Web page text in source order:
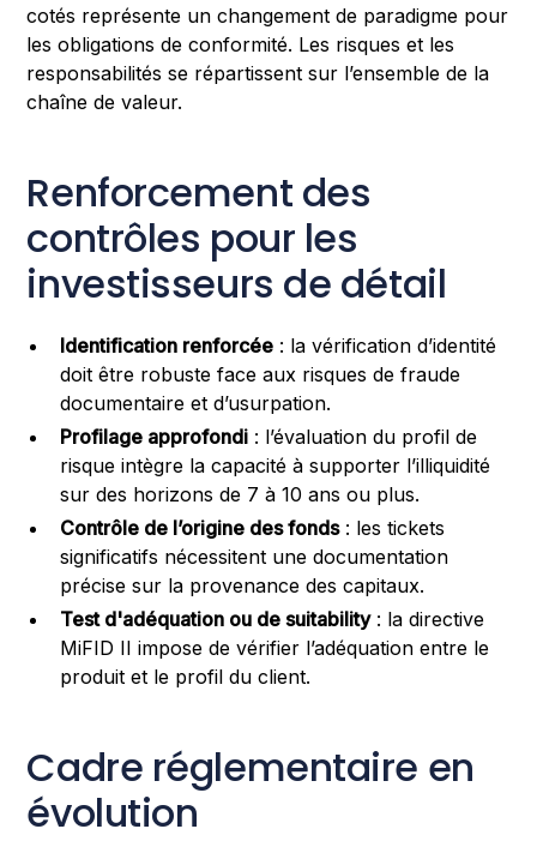
cotés représente un changement de paradigme pour
les obligations de conformité. Les risques et les
responsabilités se répartissent sur l’ensemble de la
chaîne de valeur.
Renforcement des
contrôles pour les
investisseurs de détail
Identification renforcée : la vérification d’identité
doit être robuste face aux risques de fraude
documentaire et d’usurpation.
Profilage approfondi : l’évaluation du profil de
risque intègre la capacité à supporter l’illiquidité
sur des horizons de 7 à 10 ans ou plus.
Contrôle de l’origine des fonds: les tickets
significatifs nécessitent une documentation
précise sur la provenance des capitaux.
Test d'adéquation ou de suitability: la directive
MiFID II impose de vérifier l’adéquation entre le
produit et le profil du client.
Cadre réglementaire en
évolution